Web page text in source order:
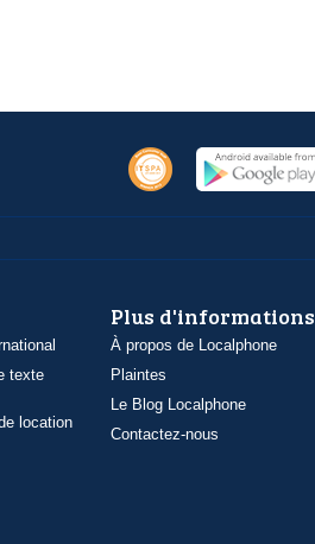
texte
location
Plus d'informations
À propos de Localphone
Plaintes
Le Blog Localphone
Contactez-nous